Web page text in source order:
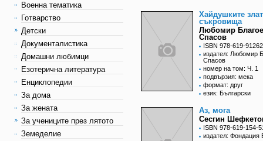
Военна тематика
Готварство
Детски
Документалистика
Домашни любимци
Езотерична литература
Енциклопедии
За дома
За жената
За учениците през лятото
Земеделие
Хайдушките
съкровища
Любомир
Спасов
ISBN 978-619-
издател: Любомир
Спасов
номер на том: Ч. 1
подвързия: мека
формат: друг
език: Български
Аз, мога
Сесгин
ISBN 978-619-154-
издател: Фондация